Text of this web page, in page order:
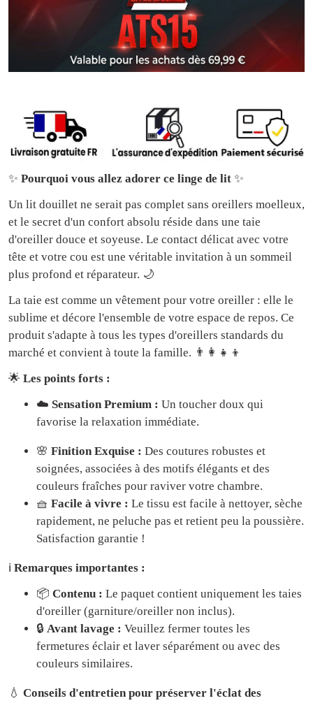
✨ Pourquoi vous allez adorer ce linge de lit ✨
Un lit douillet ne serait pas complet sans oreillers moelleux,
et le secret d'un confort absolu réside dans une taie
d'oreiller douce et soyeuse. Le contact délicat avec votre
tête et votre cou est une véritable invitation à un sommeil
plus profond et réparateur. 🌙
La taie est comme un vêtement pour votre oreiller : elle le
sublime et décore l'ensemble de votre espace de repos. Ce
produit s'adapte à tous les types d'oreillers standards du
marché et convient à toute la famille. 👨‍👩‍👧‍👦
🌟 Les points forts :
☁️ Sensation Premium : Un toucher doux qui
favorise la relaxation immédiate.
🌸 Finition Exquise : Des coutures robustes et
soignées, associées à des motifs élégants et des
couleurs fraîches pour raviver votre chambre.
🧺 Facile à vivre : Le tissu est facile à nettoyer, sèche
rapidement, ne peluche pas et retient peu la poussière.
Satisfaction garantie !
ℹ️ Remarques importantes :
📦 Contenu : Le paquet contient uniquement les taies
d'oreiller (garniture/oreiller non inclus).
🔒 Avant lavage : Veuillez fermer toutes les
fermetures éclair et laver séparément ou avec des
couleurs similaires.
💧 Conseils d'entretien pour préserver l'éclat des